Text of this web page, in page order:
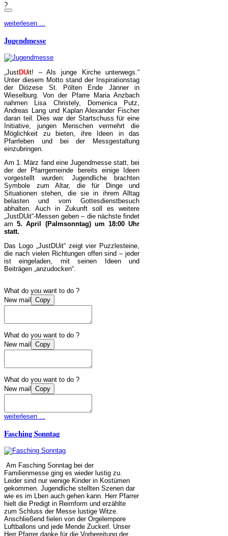
?
weiterlesen ...
Jugendmesse
„JustDUit! – Als junge Kirche unterwegs.“
Unter diesem Motto stand der Inspirationstag
der Diözese St. Pölten Ende Jänner in
Wieselburg. Von der Pfarre Maria Anzbach
nahmen Lisa Christely, Domenica Putz,
Andreas Lang und Kaplan Alexander Fischer
daran teil. Dies war der Startschuss für eine
Initiative, jungen Menschen vermehrt die
Möglichkeit zu bieten, ihre Ideen in das
Pfarrleben und bei der Messgestaltung
einzubringen.
Am 1. März fand eine Jugendmesse statt, bei
der der Pfarrgemeinde bereits einige Ideen
vorgestellt wurden: Jugendliche brachten
Symbole zum Altar, die für Dinge und
Situationen stehen, die sie in ihrem Alltag
belasten und vom Gottesdienstbesuch
abhalten. Auch in Zukunft soll es weitere
„JustDUit“-Messen geben – die nächste findet
am 5. April (Palmsonntag) um 18:00 Uhr
statt.
Das Logo „JustDUit“ zeigt vier Puzzlesteine,
die nach vielen Richtungen offen sind – jeder
ist eingeladen, mit seinen Ideen und
Beiträgen „anzudocken“.
What do you want to do ?
New mail
Copy
What do you want to do ?
New mail
Copy
What do you want to do ?
New mail
Copy
weiterlesen ...
Fasching Sonntag
Am Fasching Sonntag bei der
Familienmesse ging es wieder lustig zu.
Leider sind nur wenige Kinder in Kostümen
gekommen. Jugendliche stellten Szenen dar
wie es im Lben auch gehen kann. Herr Pfarrer
hielt die Predigt in Reimform und erzählte
zum Schluss der Messe lustige Witze.
Anschließend fielen von der Orgelempore
Luftballons und jede Mende Zuckerl. Unser
Herr Pfarrer danke für die Vorbereitung der